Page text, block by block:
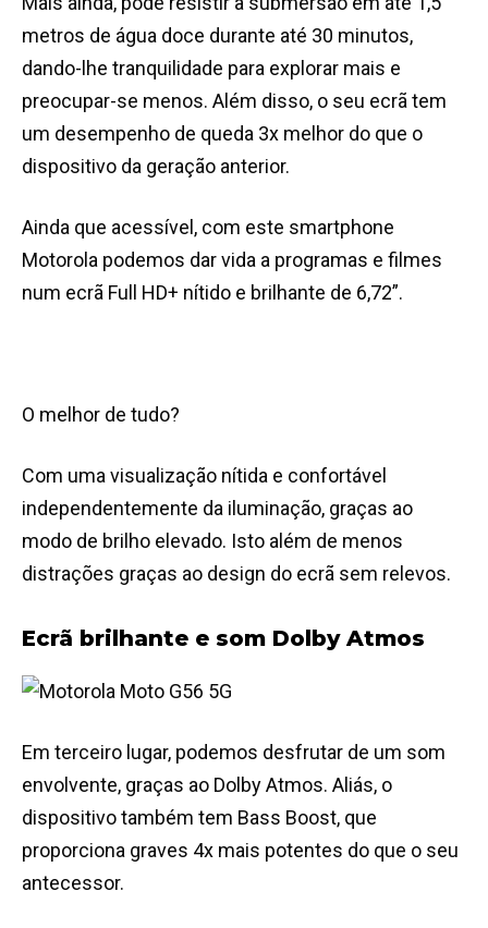
metros de água doce durante até 30 minutos,
dando-lhe tranquilidade para explorar mais e
preocupar-se menos. Além disso, o seu ecrã tem
um desempenho de queda 3x melhor do que o
dispositivo da geração anterior.
Ainda que acessível, com este smartphone
Motorola podemos dar vida a programas e filmes
num ecrã Full HD+ nítido e brilhante de 6,72”.
O melhor de tudo?
Com uma visualização nítida e confortável
independentemente da iluminação, graças ao
modo de brilho elevado. Isto além de menos
distrações graças ao design do ecrã sem relevos.
Ecrã brilhante e som Dolby Atmos
Em terceiro lugar, podemos desfrutar de um som
envolvente, graças ao Dolby Atmos. Aliás, o
dispositivo também tem Bass Boost, que
proporciona graves 4x mais potentes do que o seu
antecessor.